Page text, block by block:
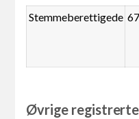
Stemmeberettigede
Øvrige